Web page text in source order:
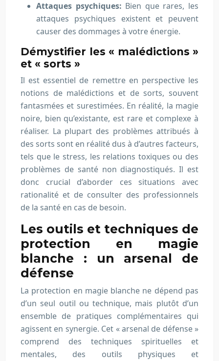
Attaques psychiques: Bien que rares, les
attaques psychiques existent et peuvent
causer des dommages à votre énergie.
Démystifier les « malédictions »
et « sorts »
Il est essentiel de remettre en perspective les
notions de malédictions et de sorts, souvent
fantasmées et surestimées. En réalité, la magie
noire, bien qu’existante, est rare et complexe à
réaliser. La plupart des problèmes attribués à
des sorts sont en réalité dus à d’autres facteurs,
tels que le stress, les relations toxiques ou des
problèmes de santé non diagnostiqués. Il est
donc crucial d’aborder ces situations avec
rationalité et de consulter des professionnels
de la santé en cas de besoin.
Les outils et techniques de
protection en magie
blanche : un arsenal de
défense
La protection en magie blanche ne dépend pas
d’un seul outil ou technique, mais plutôt d’un
ensemble de pratiques complémentaires qui
agissent en synergie. Cet « arsenal de défense »
comprend des techniques spirituelles et
mentales, des outils physiques et